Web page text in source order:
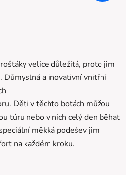
velice důležitá, proto jim
Důmyslná a inovativní vnitřní
Děti v těchto botách můžou
túru nebo v nich celý den běhat
měkká podešev jim
na každém kroku.